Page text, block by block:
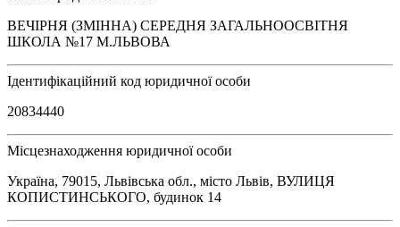
ВЕЧІРНЯ (ЗМІННА) СЕРЕДНЯ ЗАГАЛЬНООСВІТНЯ
ШКОЛА №17 М.ЛЬВОВА
Ідентифікаційний код юридичної особи
20834440
Місцезнаходження юридичної особи
Україна, 79015, Львівська обл., місто Львів, ВУЛИЦЯ
КОПИСТИНСЬКОГО, будинок 14